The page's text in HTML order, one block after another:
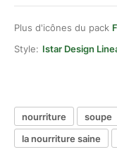
Plus d'icônes du pack
Style: Istar Design
nourriture soupe
la nourriture saine